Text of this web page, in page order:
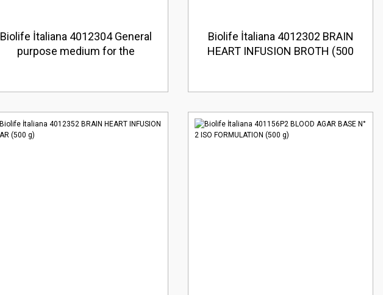
Biolife İtaliana 4012304 General
purpose medium for the
Biolife İtaliana 4012302 BRAIN
HEART INFUSION BROTH (500